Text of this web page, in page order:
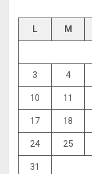
L M
3 4
10 11
17 18
24 25
31